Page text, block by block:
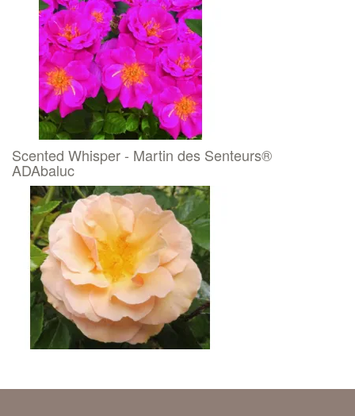
Scented Whisper - Martin des Senteurs®
ADAbaluc